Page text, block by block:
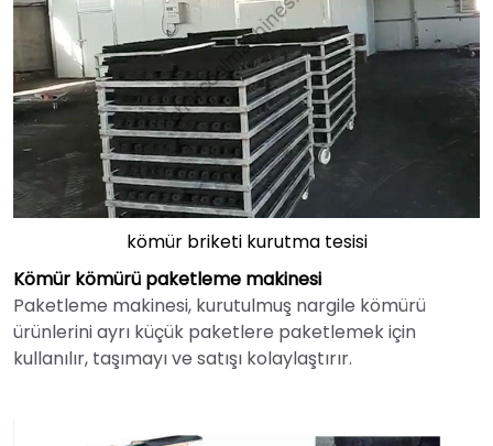
kömür briketi kurutma tesisi
Kömür kömürü paketleme makinesi
Paketleme makinesi, kurutulmuş nargile kömürü
ürünlerini ayrı küçük paketlere paketlemek için
kullanılır, taşımayı ve satışı kolaylaştırır.